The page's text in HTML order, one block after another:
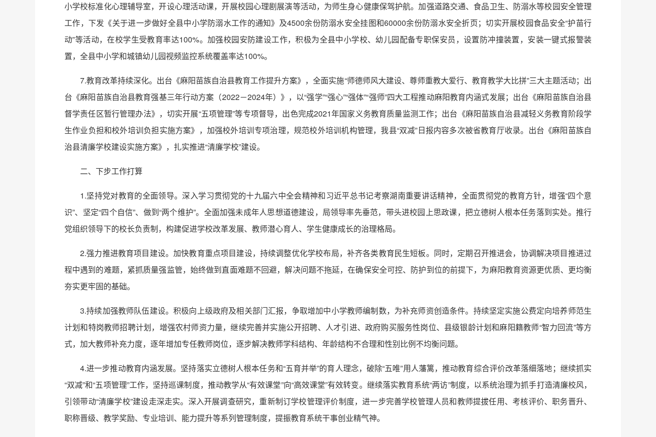
小学校标准化心理辅导室，开设心理活动课，开展校园心理剧展演等活动，为师生身心健康保驾护航。加强道路交通、食品卫生、防溺水等校园安全管理
工作，下发《关于进一步做好全县中小学防溺水工作的通知》及4500余份防溺水安全挂图和60000余份防溺水安全折页；切实开展校园食品安全“护苗行
动”等活动，在校学生受教育率达100%。加强校园安防建设工作，积极为全县中小学校、幼儿园配备专职保安员，设置防冲撞装置，安装一键式报警装
置，全县中小学和城镇幼儿园视频监控系统覆盖率达100%。
7.教育改革持续深化。出台《麻阳苗族自治县教育工作提升方案》，全面实施“师德师风大建设、尊师重教大爱行、教育教学大比拼”三大主题活动；出
台《麻阳苗族自治县教育强基三年行动方案（2022－2024年）》，以“强学”“强心”“强体”“强师”四大工程推动麻阳教育内涵式发展；出台《麻阳苗族自治县
督学责任区暂行管理办法》，切实开展“五项管理”等专项督导，出色完成2021年国家义务教育质量监测工作；出台《麻阳苗族自治县减轻义务教育阶段学
生作业负担和校外培训负担实施方案》，加强校外培训专项治理，规范校外培训机构管理，我县“双减”日报内容多次被省教育厅收录。出台《麻阳苗族自
治县清廉学校建设实施方案》，扎实推进“清廉学校”建设。
二、下步工作打算
1.坚持党对教育的全面领导。深入学习贯彻党的十九届六中全会精神和习近平总书记考察湖南重要讲话精神，全面贯彻党的教育方针，增强“四个意
识”、坚定“四个自信”、做到“两个维护”。全面加强未成年人思想道德建设，局领导率先垂范，带头进校园上思政课，把立德树人根本任务落到实处。推行
党组织领导下的校长负责制，构建促进学校改革发展、教师潜心育人、学生健康成长的治理格局。
2.强力推进教育项目建设。加快教育重点项目建设，持续调整优化学校布局，补齐各类教育民生短板。同时，定期召开推进会，协调解决项目推进过
程中遇到的难题，紧抓质量强监管，始终做到直面难题不回避，解决问题不拖延，在确保安全可控、防护到位的前提下，为麻阳教育资源更优质、更均衡
夯实更牢固的基础。
3.持续加强教师队伍建设。积极向上级政府及相关部门汇报，争取增加中小学教师编制数，为补充师资创造条件。持续坚定实施公费定向培养师范生
计划和特岗教师招聘计划，增强农村师资力量，继续完善并实施公开招聘、人才引进、政府购买服务性岗位、县级银龄计划和麻阳籍教师“智力回流”等方
式，加大教师补充力度，逐年增加专任教师岗位，逐步解决教师学科结构、年龄结构不合理和性别比例不均衡问题。
4.进一步推动教育内涵发展。坚持落实立德树人根本任务和“五育并举”的育人理念，破除“五唯”用人藩篱，推动教育综合评价改革落细落地；继续抓实
“双减”和“五项管理”工作，坚持巡课制度，推动教学从“有效课堂”向“高效课堂”有效转变。继续落实教育系统“两访”制度，以系统治理为抓手打造清廉校风，
引领带动“清廉学校”建设走深走实。深入开展调查研究，重新制订学校管理评价制度，进一步完善学校管理人员和教师提拔任用、考核评价、职务晋升、
职称晋级、教学奖励、专业培训、能力提升等系列管理制度，提振教育系统干事创业精气神。